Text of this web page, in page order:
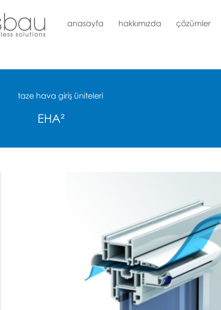
anasayfa hakkımızda çözümler
taze hava giriş üniteleri
EHA²